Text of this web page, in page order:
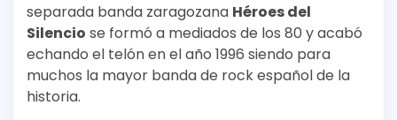
separada banda zaragozana Héroes del
Silencio se formó a mediados de los 80 y acabó
echando el telón en el año 1996 siendo para
muchos la mayor banda de rock español de la
historia.